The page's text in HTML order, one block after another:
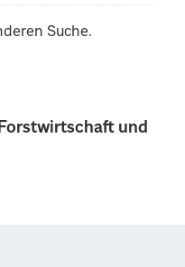
und
Suche.